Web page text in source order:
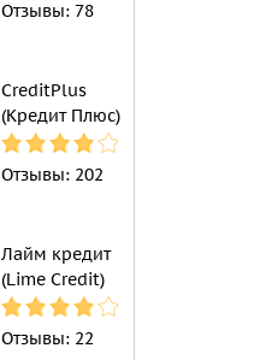
Отзывы: 78
CreditPlus
(Кредит Плюс)
Отзывы: 202
Лайм кредит
(Lime Credit)
Отзывы: 22